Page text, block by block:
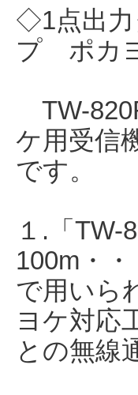
◇1点出力
プ ポカ
TW-
ケ用受信
です。
１.「TW-
100m・
で用いら
ヨケ対応
との無線